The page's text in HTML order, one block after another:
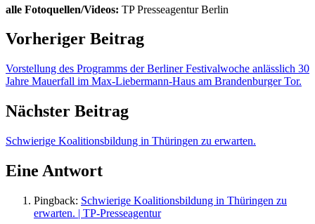
alle Fotoquellen/Videos: TP Presseagentur Berlin
Vorheriger Beitrag
Vorstellung des Programms der Berliner Festivalwoche anlässlich 30
Jahre Mauerfall im Max-Liebermann-Haus am Brandenburger Tor.
Nächster Beitrag
Schwierige Koalitionsbildung in Thüringen zu erwarten.
Eine Antwort
Pingback: Schwierige Koalitionsbildung in Thüringen zu
erwarten. | TP-Presseagentur